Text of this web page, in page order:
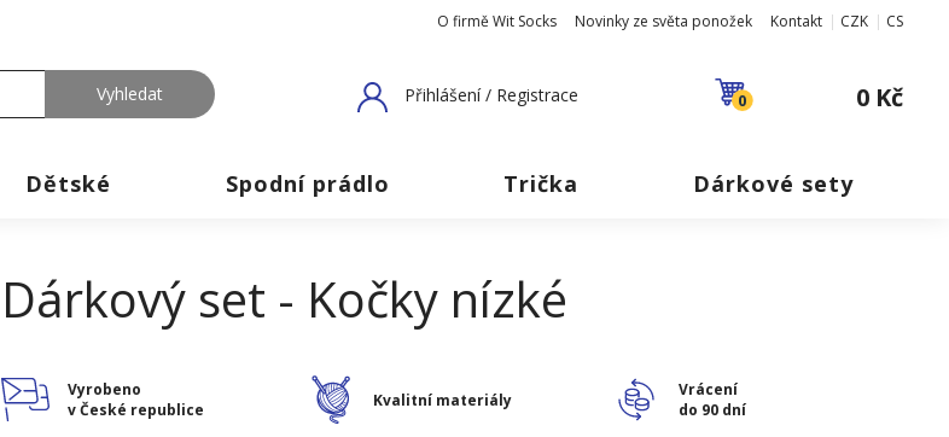
O firmě Wit Socks Novinky ze světa ponožek Kontakt CZK CS
Přihlášení / Registrace 0 0 Kč
Dětské Spodní prádlo Trička Dárkové sety
Dárkový set - Kočky nízké
Vyrobeno
v České republice
Kvalitní materiály
Vrácení
do 90 dní